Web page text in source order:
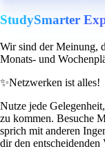
StudySmarter
Wir sind der Meinung,
Monats- und
✨Netzwerken ist alles!
Nutze jede
zu kommen. Besuche
sprich mit anderen
dir den entscheidenden